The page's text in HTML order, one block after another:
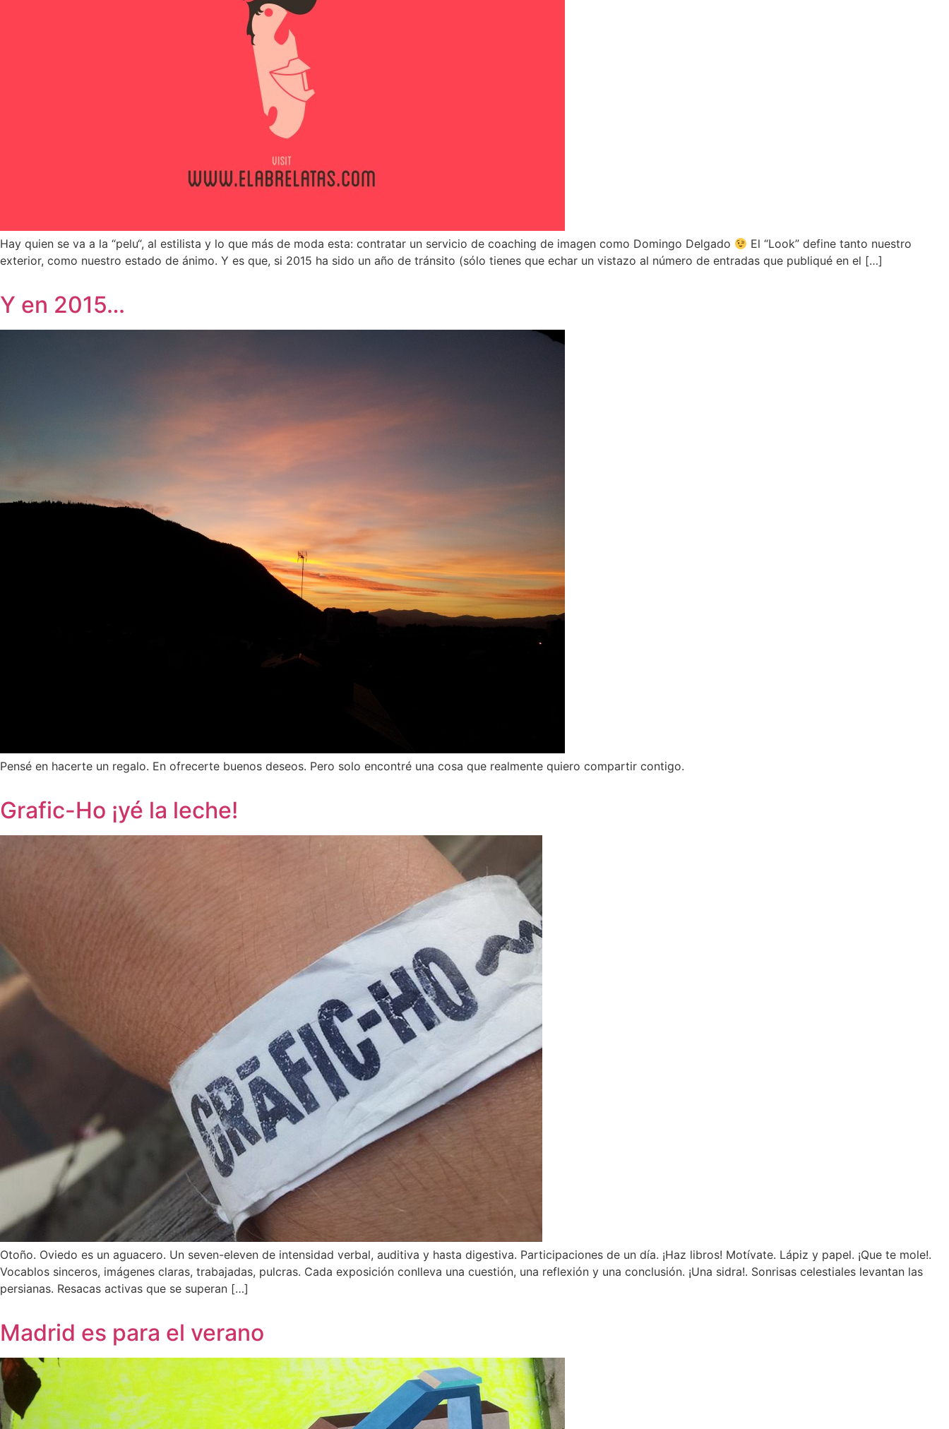
Hay quien se va a la “pelu“, al estilista y lo que más de moda esta: contratar un servicio de coaching de imagen como Domingo Delgado
El “Look” define tanto nuestro
exterior, como nuestro estado de ánimo. Y es que, si 2015 ha sido un año de tránsito (sólo tienes que echar un vistazo al número de entradas que publiqué en el […]
Y en 2015…
Pensé en hacerte un regalo. En ofrecerte buenos deseos. Pero solo encontré una cosa que realmente quiero compartir contigo.
Grafic-Ho ¡yé la leche!
Otoño. Oviedo es un aguacero. Un seven-eleven de intensidad verbal, auditiva y hasta digestiva. Participaciones de un día. ¡Haz libros! Motívate. Lápiz y papel. ¡Que te mole!.
Vocablos sinceros, imágenes claras, trabajadas, pulcras. Cada exposición conlleva una cuestión, una reflexión y una conclusión. ¡Una sidra!. Sonrisas celestiales levantan las
persianas. Resacas activas que se superan […]
Madrid es para el verano